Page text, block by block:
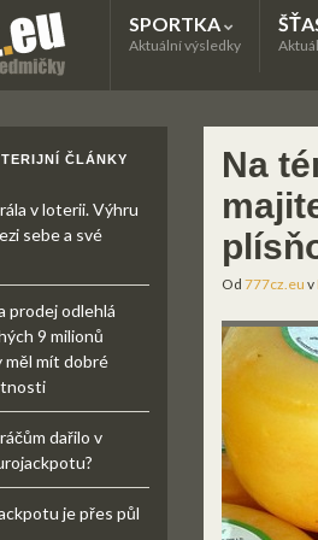
SPORTKA
Aktuální výsledky
Na
Od 777cz.eu v
ČLÁNKY
v loterii. Výhru
sebe a své
prodej odlehlá
9 milionů
měl mít dobré
dařilo v
je přes půl